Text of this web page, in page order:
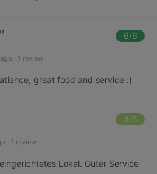
" 6/6
· 1 review
great food and service :)
4/6
· 1 review
Lokal. Guter Service